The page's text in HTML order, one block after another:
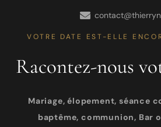
VOTRE DATE EST-ELLE
Racontez-nous
Mariage, élopement, séance
baptême, communion, Bar